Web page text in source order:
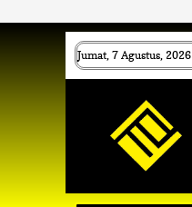
Jumat, 7 Agustus, 2026